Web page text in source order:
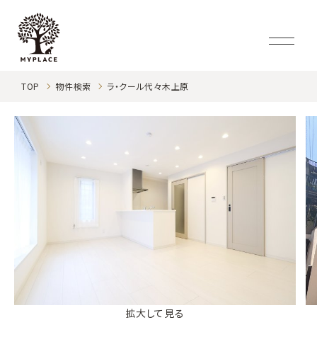
TOP 物件検索 ラ・クール代々木上原
拡大して見る